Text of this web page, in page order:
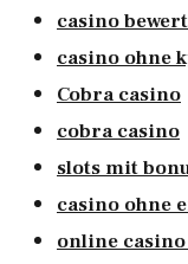
casino
casino ohne
Cobra casino
cobra casino
slots mit
casino ohne
online